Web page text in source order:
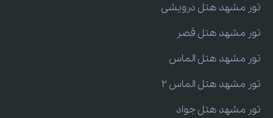
تور مشهد هتل درویشی
تور مشهد هتل قصر
تور مشهد هتل الماس
تور مشهد هتل الماس 2
تور مشهد هتل جواد